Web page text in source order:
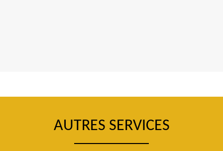
AUTRES SERVICES